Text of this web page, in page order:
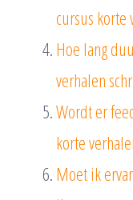
cursus korte
Hoe lang
verhalen
Wordt er
korte
Moet ik